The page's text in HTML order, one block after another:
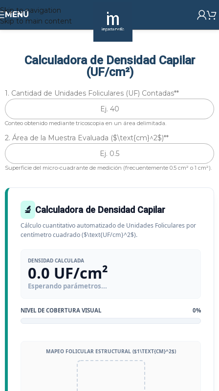
Skip to navigation
Skip to main content
MENÚ
Calculadora de Densidad Capilar
(UF/cm²)
1. Cantidad de Unidades Foliculares (UF) Contadas**
Conteo obtenido mediante tricoscopia en un área delimitada.
2. Área de la Muestra Evaluada ($\text{cm}^2$)**
Superficie del micro-cuadrante de medición (frecuentemente 0.5 cm² o 1 cm²).
🔬 Calculadora de Densidad Capilar
Cálculo cuantitativo automatizado de Unidades Foliculares por
centímetro cuadrado ($\text{UF/cm}^2$).
DENSIDAD CALCULADA
0.0 UF/cm²
Esperando parámetros...
NIVEL DE COBERTURA VISUAL 0%
MAPEO FOLICULAR ESTRUCTURAL ($1\TEXT{CM}^2$)